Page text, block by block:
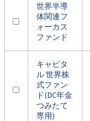
世界半導
体関連フ
ォーカス
ファンド
キャピタ
ル 世界株
式ファン
ド(DC年金
つみたて
専用)